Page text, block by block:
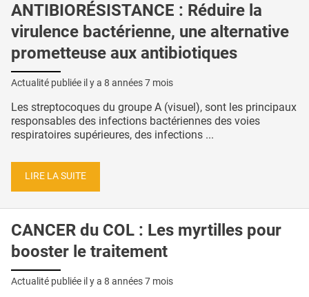
ANTIBIORÉSISTANCE : Réduire la
virulence bactérienne, une alternative
prometteuse aux antibiotiques
Actualité publiée il y a 8 années 7 mois
Les streptocoques du groupe A (visuel), sont les principaux
responsables des infections bactériennes des voies
respiratoires supérieures, des infections ...
LIRE LA SUITE
CANCER du COL : Les myrtilles pour
booster le traitement
Actualité publiée il y a 8 années 7 mois